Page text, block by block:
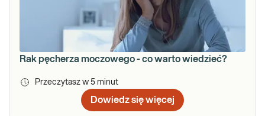
Rak pęcherza moczowego - co warto wiedzieć?
Przeczytasz w 5 minut
Dowiedz się więcej